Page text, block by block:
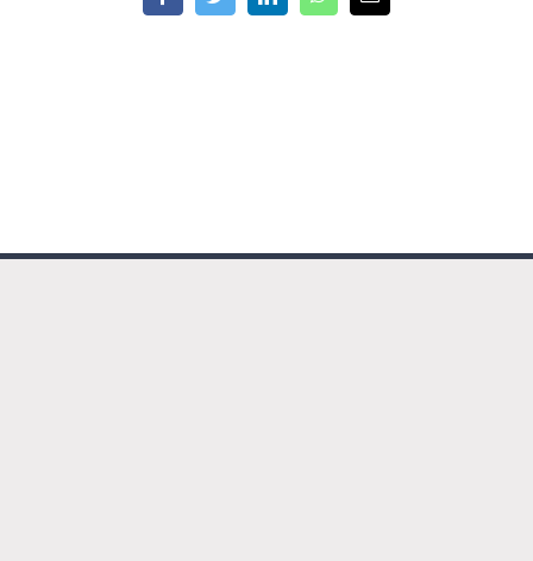
mail